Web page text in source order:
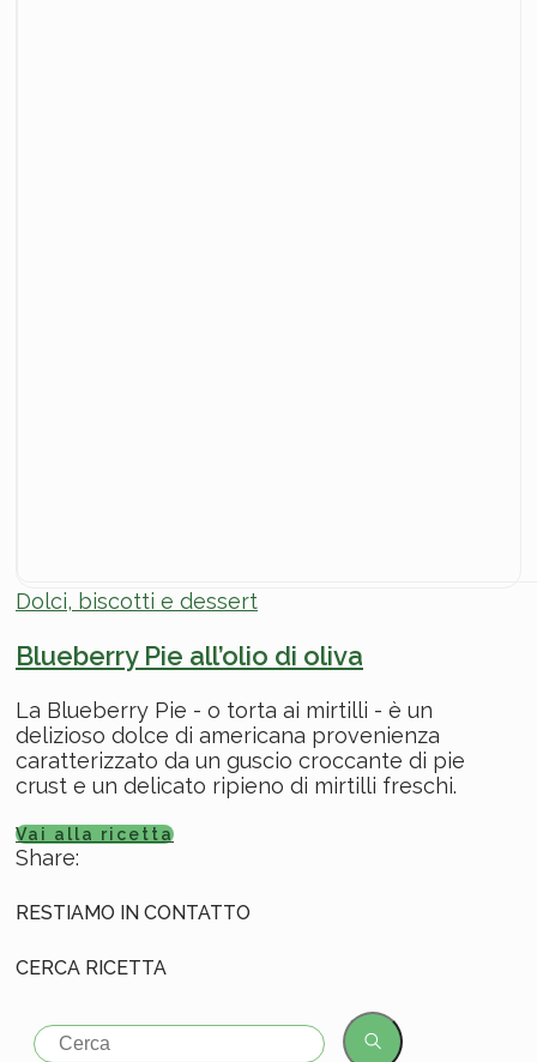
Dolci, biscotti e dessert
Blueberry Pie all’olio di oliva
La Blueberry Pie - o torta ai mirtilli - è un
delizioso dolce di americana provenienza
caratterizzato da un guscio croccante di pie
crust e un delicato ripieno di mirtilli freschi.
Vai alla ricetta
Share:
RESTIAMO IN CONTATTO
CERCA RICETTA
Search
for: